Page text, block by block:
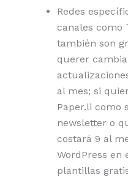
Redes
canales como
también son
querer
al mes; si
Paper.li como
newsletter o
costará 9 al
WordPress en
plantillas